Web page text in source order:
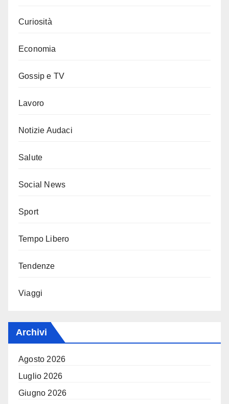
Curiosità
Economia
Gossip e TV
Lavoro
Notizie Audaci
Salute
Social News
Sport
Tempo Libero
Tendenze
Viaggi
Archivi
Agosto 2026
Luglio 2026
Giugno 2026